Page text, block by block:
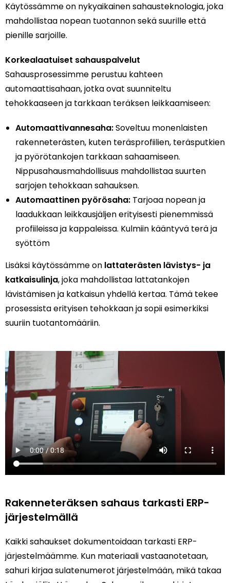
Käytössämme on nykyaikainen sahausteknologia, joka
mahdollistaa nopean tuotannon sekä suurille että
pienille sarjoille.
Korkealaatuiset sahauspalvelut
Sahausprosessimme perustuu kahteen
automaattisahaan, jotka ovat suunniteltu
tehokkaaseen ja tarkkaan teräksen leikkaamiseen:
Automaattivannesaha:Soveltuu monenlaisten
rakenneterästen, kuten teräsprofiilien, teräsputkien
ja pyörötankojen tarkkaan sahaamiseen.
Nippusahausmahdollisuus mahdollistaa suurten
sarjojen tehokkaan sahauksen.
Automaattinen pyörösaha: Tarjoaa nopean ja
laadukkaan leikkausjäljen erityisesti pienemmissä
profiileissa ja kappaleissa. Kulmiin kääntyvä terä ja
syöttöm
Lisäksi käytössämme on lattaterästen lävistys- ja
katkaisulinja, joka mahdollistaa lattatankojen
lävistämisen ja katkaisun yhdellä kertaa. Tämä tekee
prosessista erityisen tehokkaan ja sopii esimerkiksi
suuriin tuotantomääriin.
Rakenneteräksen sahaus tarkasti ERP-
järjestelmällä
Kaikki sahaukset dokumentoidaan tarkasti ERP-
järjestelmäämme. Kun materiaali vastaanotetaan,
sahuri kirjaa sulatenumerot järjestelmään, mikä takaa